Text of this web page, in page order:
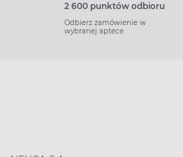
2 600 punktów odbioru
Odbierz zamówienie w
wybranej aptece